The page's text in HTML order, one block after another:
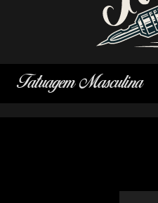
Tatuagem Masculina